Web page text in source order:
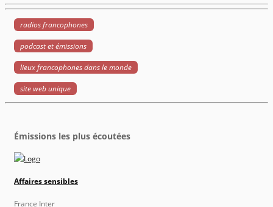
radios francophones
podcast et émissions
lieux francophones dans le monde
site web unique
Émissions les plus écoutées
Affaires sensibles
France Inter